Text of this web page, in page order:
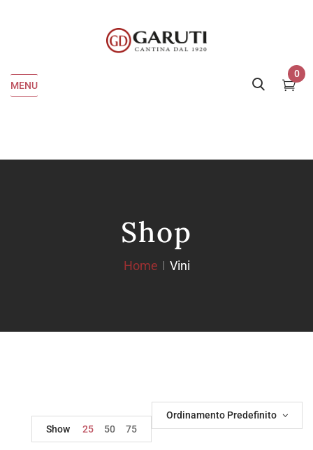
MENU
0
Shop
Home Vini
Ordinamento Predefinito
Show
25 50 75